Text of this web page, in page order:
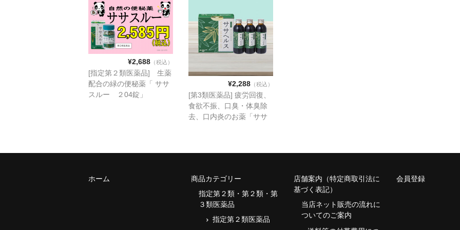
¥2,688 （税込）
[指定第２類医薬品] 生薬
配合の緑の便秘薬「 ササ
スルー ２04錠」
¥2,288 （税込）
[第3類医薬品] 疲労回復、
食欲不振、口臭・体臭除
去、口内炎のお薬「ササ
ホーム
商品カテゴリー
指定第２類・第２類・第
３類医薬品
指定第２類医薬品
店舗案内（特定商取引法に
基づく表記）
当店ネット販売の流れに
ついてのご案内
会員登録